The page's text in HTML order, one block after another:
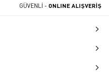
GÜVENLİ - ONLINE ALIŞVERİŞ